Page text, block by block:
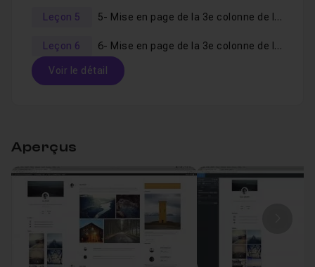
Leçon 5 5- Mise en page de la 3e colonne de la page Wordpress (partie 1)
Leçon 6 6- Mise en page de la 3e colonne de la page Wordpress (partie 2)
Voir le détail
2- Création de la structure de la page
Leçon 3 3- Mise en page de la 1ere colonne de la page
Aperçus